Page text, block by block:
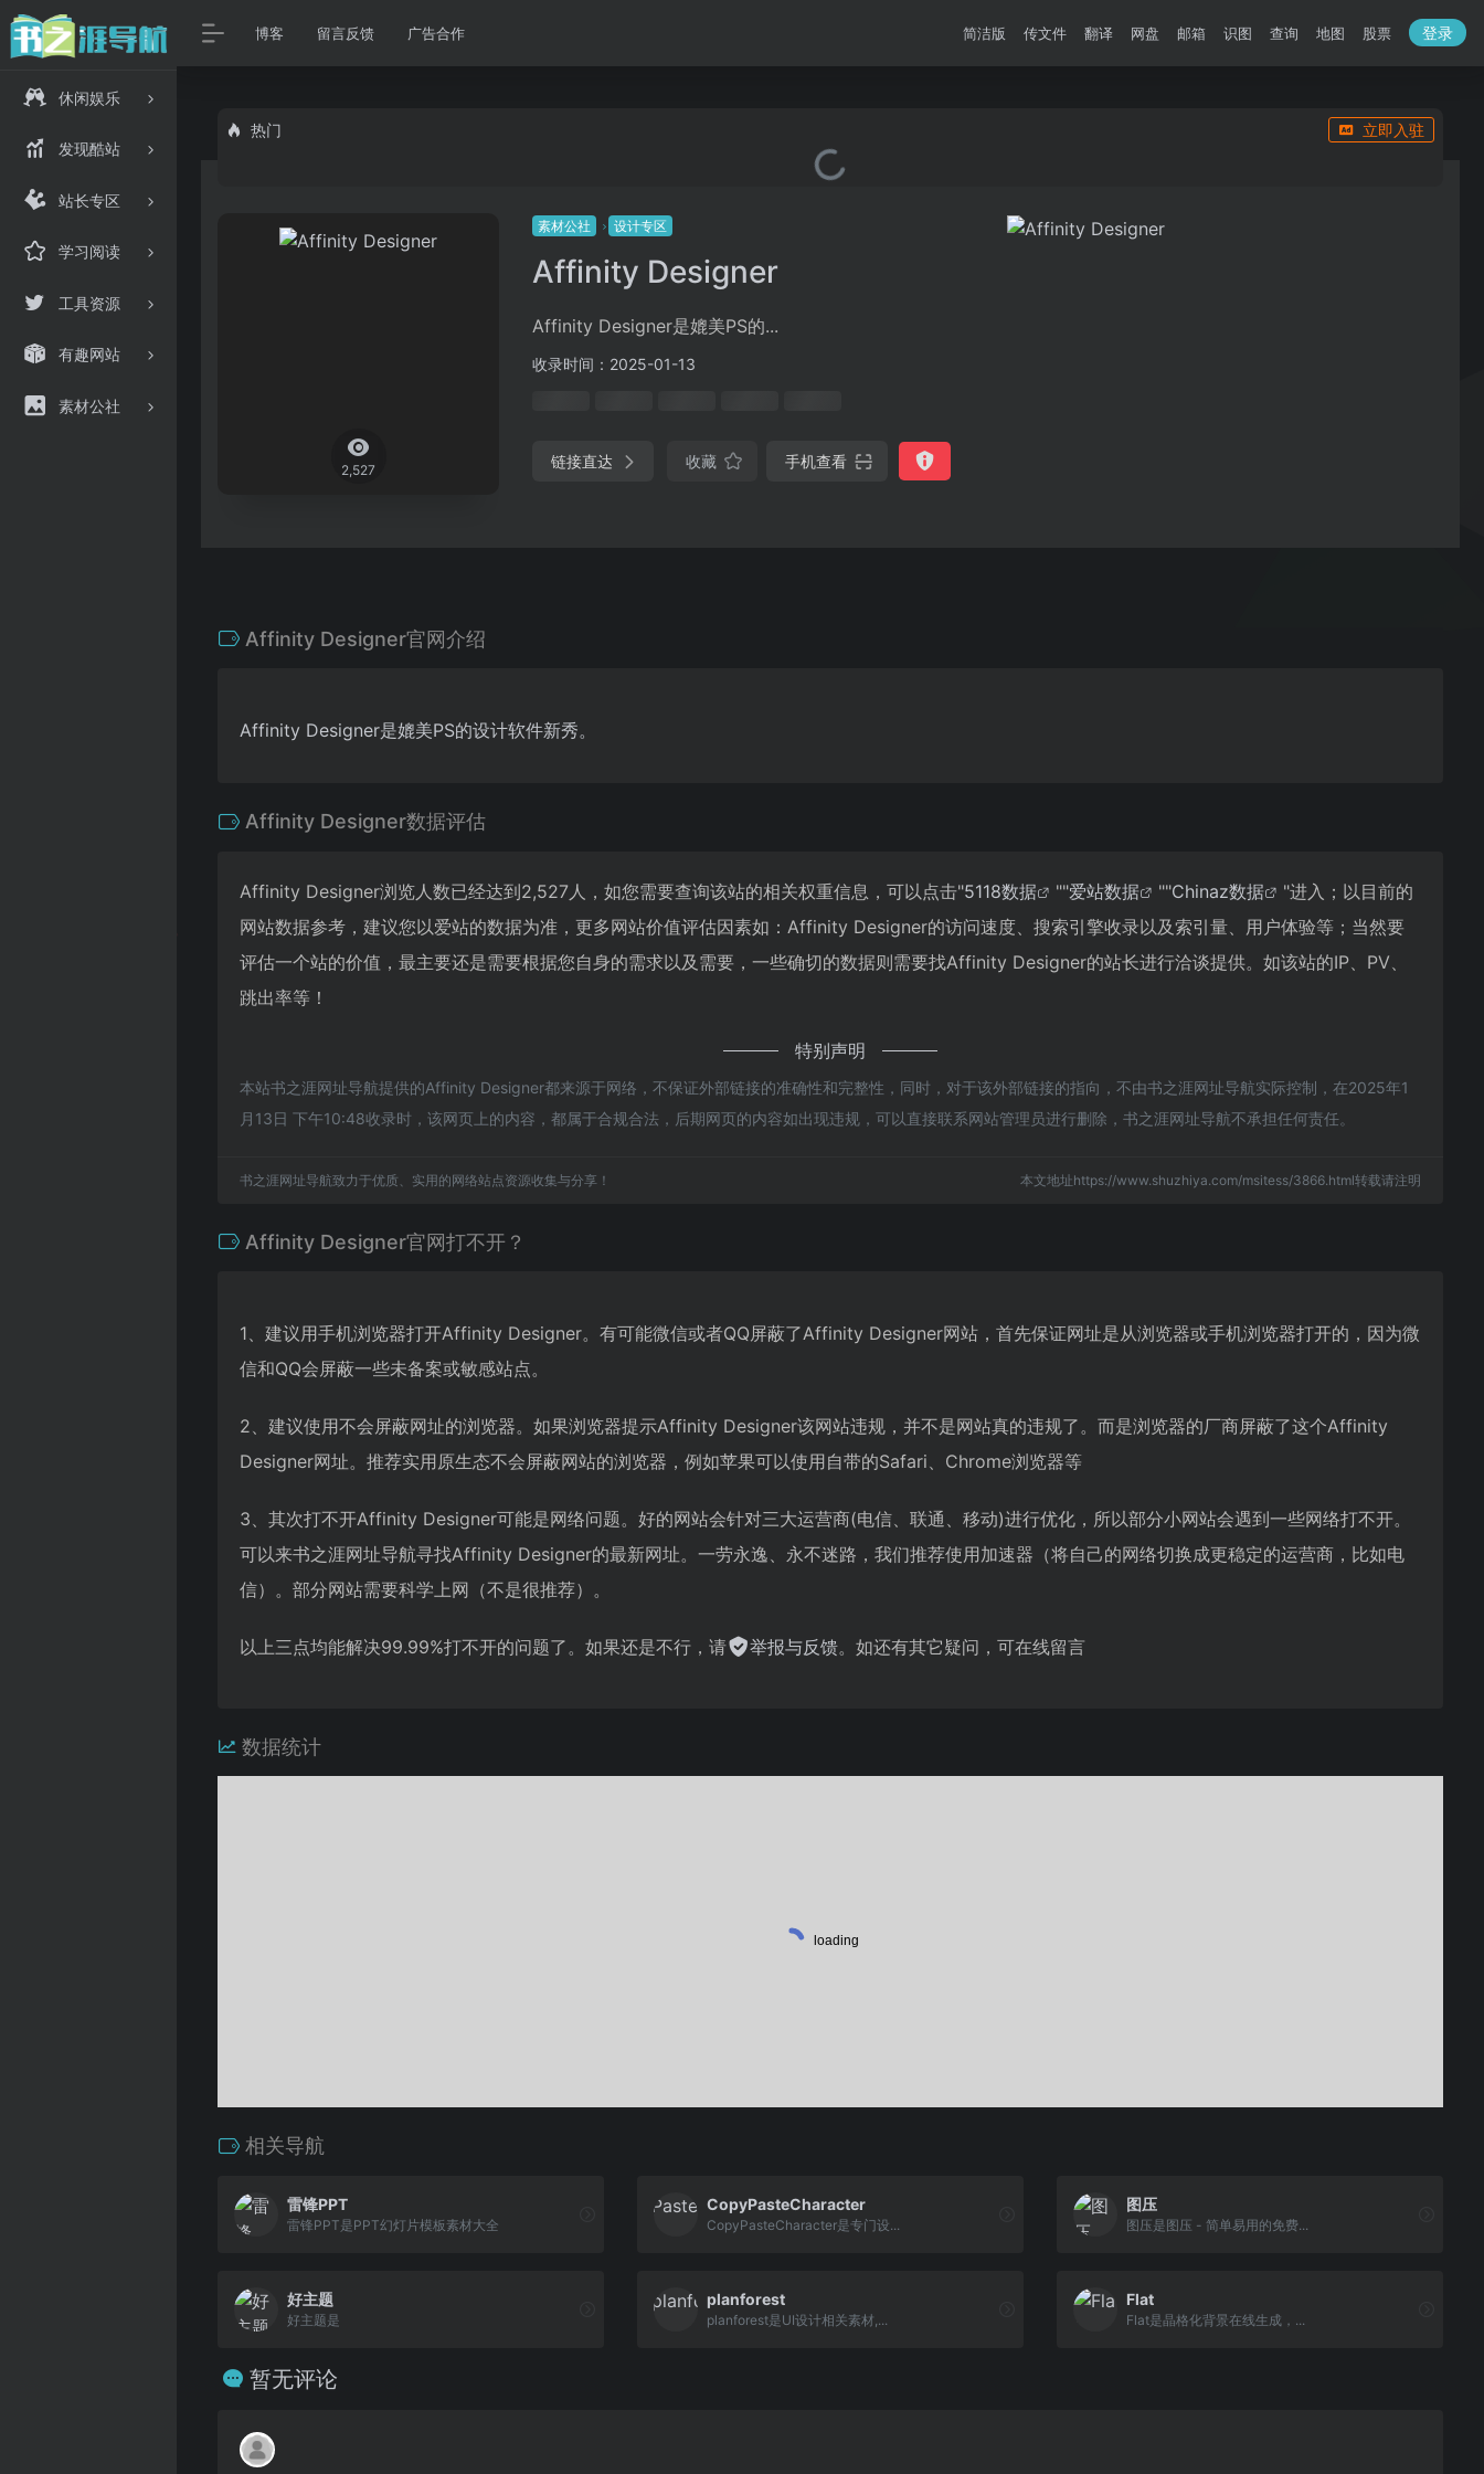
休闲娱乐
发现酷站
站长专区
学习阅读
工具资源
有趣网站
素材公社
博客 留言反馈 广告合作 简洁版 传文件 翻译 网盘 邮箱 识图 查询 地图 股票 登录
热门 立即入驻
2,527
素材公社 设计专区
Affinity Designer
Affinity Designer是媲美PS的...
收录时间：2025-01-13
链接直达 收藏 手机查看
Affinity Designer官网介绍
Affinity Designer是媲美PS的设计软件新秀。
Affinity Designer数据评估
Affinity Designer浏览人数已经达到2,527人，如您需要查询该站的相关权重信息，可以点击"5118数据 ""爱站数据 ""Chinaz数据
"进入；以目前的
网站数据参考，建议您以爱站的数据为准，更多网站价值评估因素如：Affinity Designer的访问速度、搜索引擎收录以及索引量、用户体验等；当然要
评估一个站的价值，最主要还是需要根据您自身的需求以及需要，一些确切的数据则需要找Affinity Designer的站长进行洽谈提供。如该站的IP、PV、
跳出率等！
特别声明
本站书之涯网址导航提供的Affinity Designer都来源于网络，不保证外部链接的准确性和完整性，同时，对于该外部链接的指向，不由书之涯网址导航实际控制，在2025年1
月13日 下午10:48收录时，该网页上的内容，都属于合规合法，后期网页的内容如出现违规，可以直接联系网站管理员进行删除，书之涯网址导航不承担任何责任。
书之涯网址导航致力于优质、实用的网络站点资源收集与分享！ 本文地址https://www.shuzhiya.com/msitess/3866.html转载请注明
Affinity Designer官网打不开？
1、建议用手机浏览器打开Affinity Designer。有可能微信或者QQ屏蔽了Affinity Designer网站，首先保证网址是从浏览器或手机浏览器打开的，因为微
信和QQ会屏蔽一些未备案或敏感站点。
2、建议使用不会屏蔽网址的浏览器。如果浏览器提示Affinity Designer该网站违规，并不是网站真的违规了。而是浏览器的厂商屏蔽了这个Affinity
Designer网址。推荐实用原生态不会屏蔽网站的浏览器，例如苹果可以使用自带的Safari、Chrome浏览器等
3、其次打不开Affinity Designer可能是网络问题。好的网站会针对三大运营商(电信、联通、移动)进行优化，所以部分小网站会遇到一些网络打不开。
可以来书之涯网址导航寻找Affinity Designer的最新网址。一劳永逸、永不迷路，我们推荐使用加速器（将自己的网络切换成更稳定的运营商，比如电
信）。部分网站需要科学上网（不是很推荐）。
以上三点均能解决99.99%打不开的问题了。如果还是不行，请 举报与反馈。如还有其它疑问，可在线留言
数据统计
相关导航
雷锋PPT
雷锋PPT是PPT幻灯片模板素材大全
CopyPasteCharacter
CopyPasteCharacter是专门设...
图压
图压是图压 - 简单易用的免费...
好主题
好主题是
planforest
planforest是UI设计相关素材,...
Flat
Flat是晶格化背景在线生成，...
暂无评论